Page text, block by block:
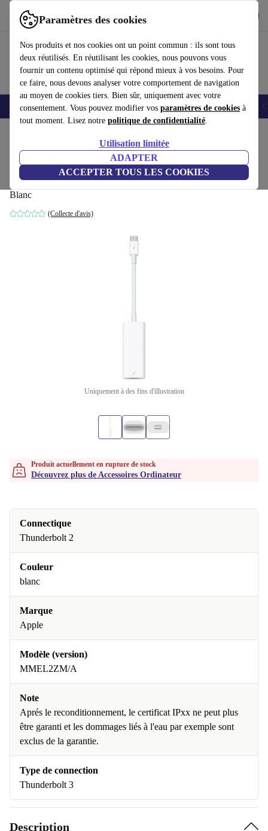
Paramètres des cookies
Nos produits et nos cookies ont un point commun : ils sont tous
deux réutilisés. En réutilisant les cookies, nous pouvons vous
fournir un contenu optimisé qui répond mieux à vos besoins. Pour
ce faire, nous devons analyser votre comportement de navigation
au moyen de cookies tiers. Bien sûr, uniquement avec votre
consentement. Vous pouvez modifier vos paramètres de cookies à
tout moment. Lisez notre politique de confidentialité.
Utilisation limitée
ADAPTER
ACCEPTER TOUS LES COOKIES
Utilisez refurbed rapidement et facilement
Smartphones Laptops Tablettes Montres connectées Accessoires
Apple adaptateur Thunderbolt 3/USB-C
vers Thunderbolt 2
Blanc
(Collecte d'avis)
Uniquement à des fins d'illustration
Produit actuellement en rupture de stock
Découvrez plus de Accessoires Ordinateur
Connectique
Thunderbolt 2
Couleur
blanc
Marque
Apple
Modèle (version)
MMEL2ZM/A
Note
Aprés le reconditionnement, le certificat IPxx ne peut plus
être garanti et les dommages liés à l'eau par exemple sont
exclus de la garantie.
Type de connection
Thunderbolt 3
Description